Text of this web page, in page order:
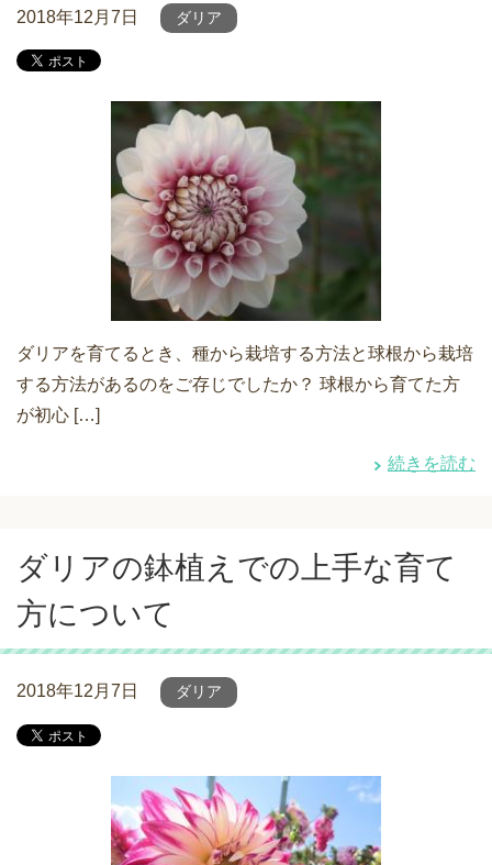
2018年12月7日 ダリア
ダリアを育てるとき、種から栽培する方法と球根から栽培
する方法があるのをご存じでしたか？ 球根から育てた方
が初心 […]
続きを読む
ダリアの鉢植えでの上手な育て
方について
2018年12月7日 ダリア